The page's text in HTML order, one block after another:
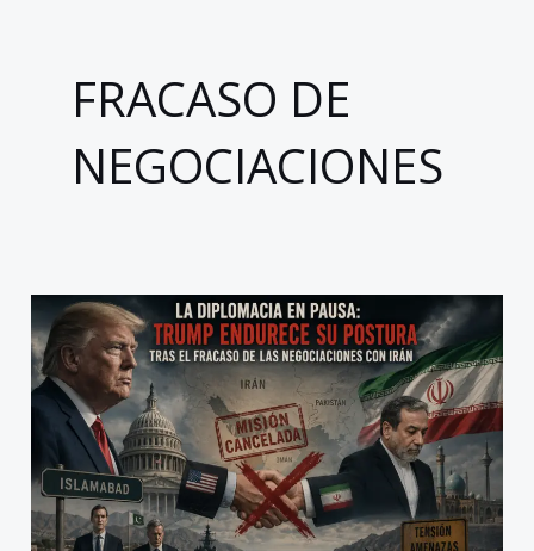
FRACASO DE
NEGOCIACIONES
La
diplomacia
en
pausa:
Trump
endurece
su
postura